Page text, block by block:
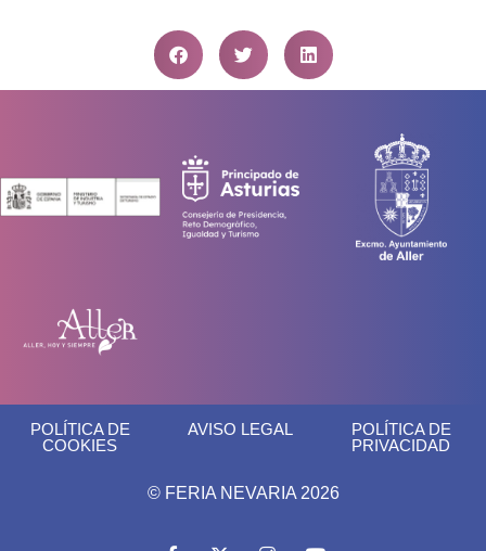
POLÍTICA DE
COOKIES
AVISO LEGAL
POLÍTICA DE
PRIVACIDAD
© FERIA NEVARIA 2026